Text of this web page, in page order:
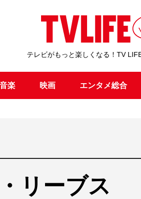
テレビがもっと楽しくなる！TV
音楽 映画 エンタメ総合
リーブス